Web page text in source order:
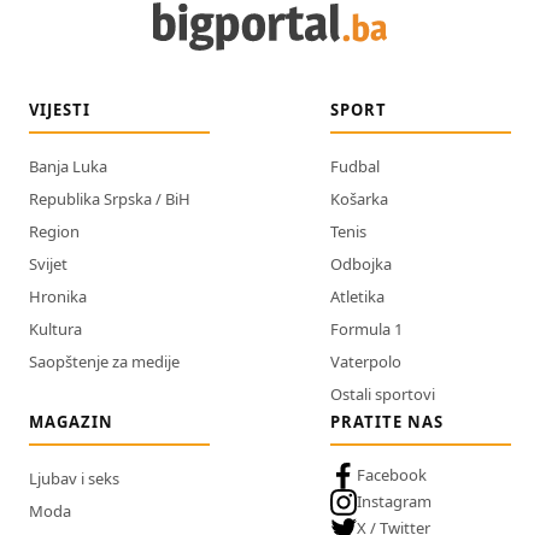
VIJESTI
Banja Luka
Republika Srpska / BiH
Region
Svijet
Hronika
Kultura
Saopštenje za medije
SPORT
Fudbal
Košarka
Tenis
Odbojka
Atletika
Formula 1
Vaterpolo
Ostali sportovi
MAGAZIN
Ljubav i seks
Moda
PRATITE NAS
Facebook
Instagram
X / Twitter